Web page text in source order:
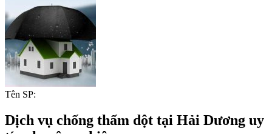
Tên SP:
Dịch vụ chống thấm dột tại Hải Dương uy